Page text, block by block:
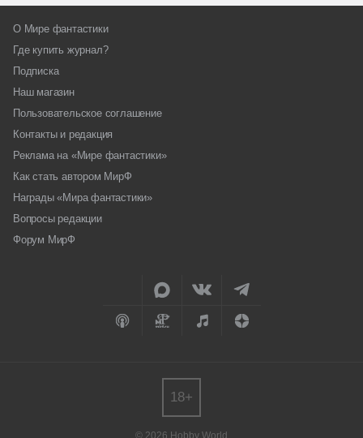
О Мире фантастики
Где купить журнал?
Подписка
Наш магазин
Пользовательское соглашение
Контакты и редакция
Реклама на «Мире фантастики»
Как стать автором МирФ
Награды «Мира фантастики»
Вопросы редакции
Форум МирФ
© 2026 Hobby World
18+